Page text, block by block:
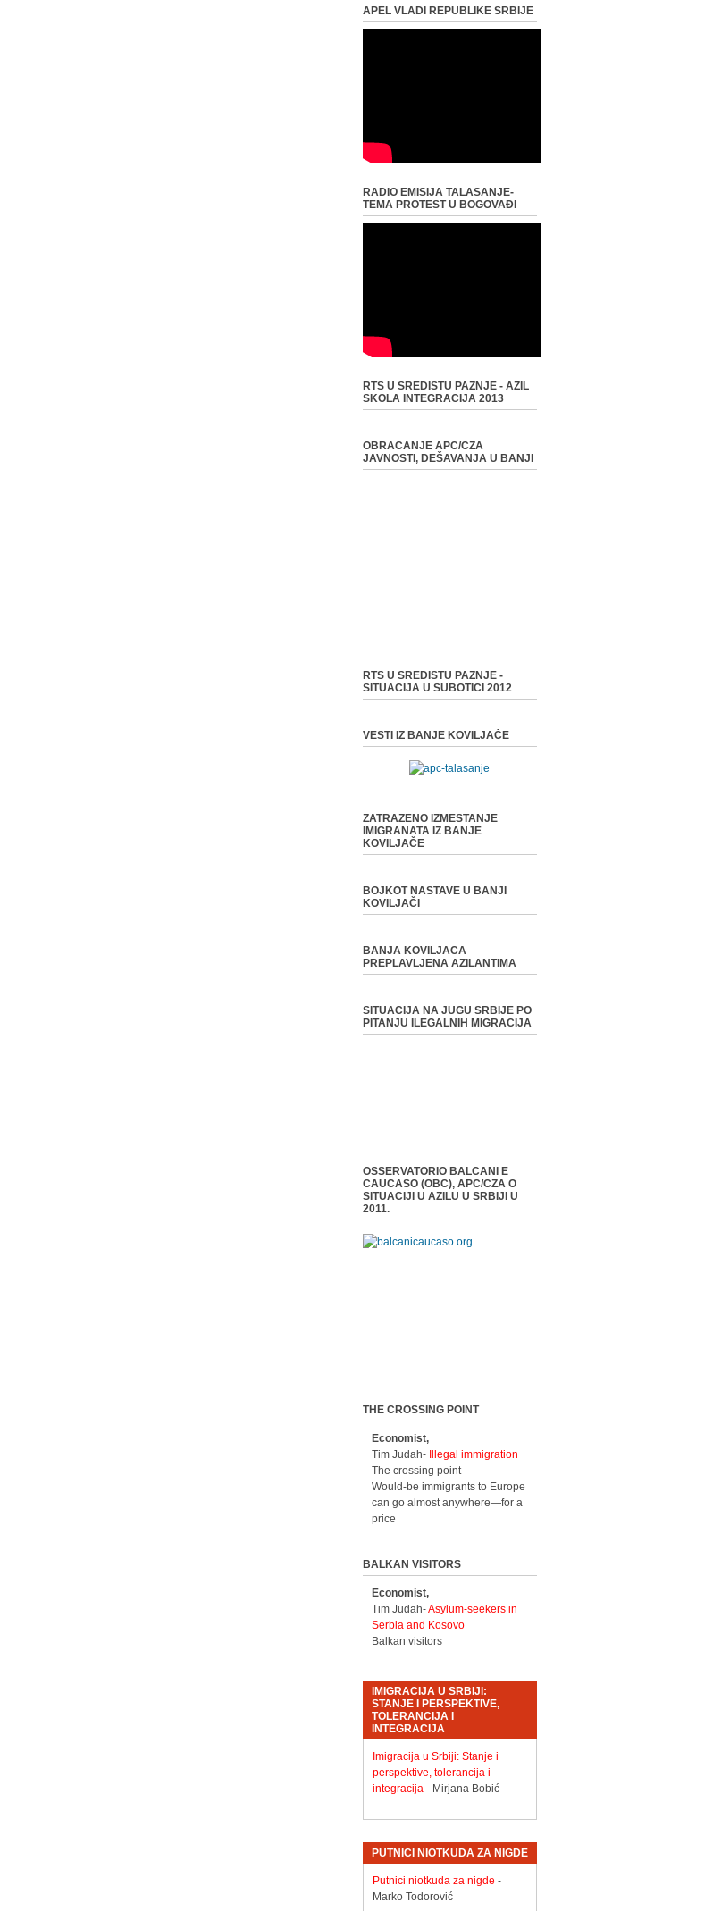
APEL VLADI REPUBLIKE SRBIJE
RADIO EMISIJA TALASANJE-
TEMA PROTEST U BOGOVAĐI
RTS U SREDISTU PAZNJE - AZIL
SKOLA INTEGRACIJA 2013
OBRAĆANJE APC/CZA
JAVNOSTI, DEŠAVANJA U BANJI
RTS U SREDISTU PAZNJE -
SITUACIJA U SUBOTICI 2012
VESTI IZ BANJE KOVILJAČE
ZATRAZENO IZMESTANJE
IMIGRANATA IZ BANJE
KOVILJAČE
BOJKOT NASTAVE U BANJI
KOVILJAČI
BANJA KOVILJACA
PREPLAVLJENA AZILANTIMA
SITUACIJA NA JUGU SRBIJE PO
PITANJU ILEGALNIH MIGRACIJA
OSSERVATORIO BALCANI E
CAUCASO (OBC), APC/CZA O
SITUACIJI U AZILU U SRBIJI U
2011.
THE CROSSING POINT
Economist,
Tim Judah-
Illegal immigration
The crossing point
Would-be immigrants to Europe
can go almost anywhere—for a
price
BALKAN VISITORS
Economist,
Tim Judah-Asylum-seekers in
Serbia and Kosovo
Balkan visitors
IMIGRACIJA U SRBIJI:
STANJE I PERSPEKTIVE,
TOLERANCIJA I
INTEGRACIJA
Imigracija u Srbiji: Stanje i
perspektive, tolerancija i
integracija- Mirjana Bobić
PUTNICI NIOTKUDA ZA NIGDE
Putnici niotkuda za nigde -
Marko Todorović